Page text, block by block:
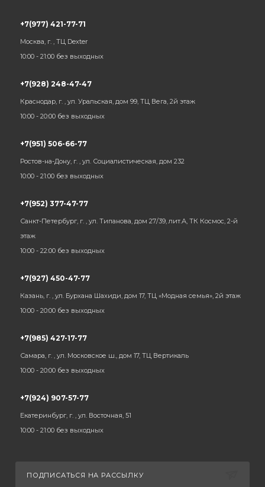
+7(977) 421-77-71
Москва, г. , ТЦ Dexter
10:00 - 21:00 без выходных
+7(928) 248-47-47
Краснодар, г. , ул. Уральская, дом 99, ТЦ Вега, 2й этаж
10:00 - 20:00 без выходных
+7(951) 506-66-77
Ростов-на-Дону, г. , ул. Социалистическая, дом 232
10:00 - 21:00 без выходных
+7(952) 377-47-77
Санкт-Петербург, г. , ул. Типанова, дом 27/39, лит.А, ТК Космос, 2-й
этаж
10:00 - 22:00 без выходных
+7(927) 450-47-77
Казань, г. , ул. Бурхана Шахиди, дом 17, ТЦ «Модная семья», 2й этаж
10:00 - 20:00 без выходных
+7(985) 427-17-77
Самара, г. , ул. Московское ш., дом 17, ТЦ Вертикаль
10:00 - 20:00 без выходных
+7(924) 907-57-77
Екатеринбург, г. , ул. Восточная, 51
10:00 - 21:00 без выходных
ПОДПИСАТЬСЯ НА РАССЫЛКУ